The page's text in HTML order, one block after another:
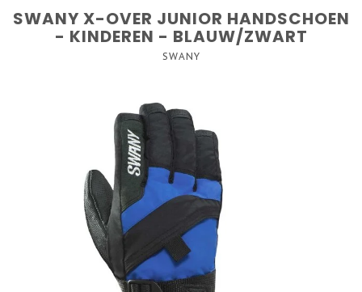
SWANY X-OVER JUNIOR HANDSCHOEN
- KINDEREN - BLAUW/ZWART
SWANY